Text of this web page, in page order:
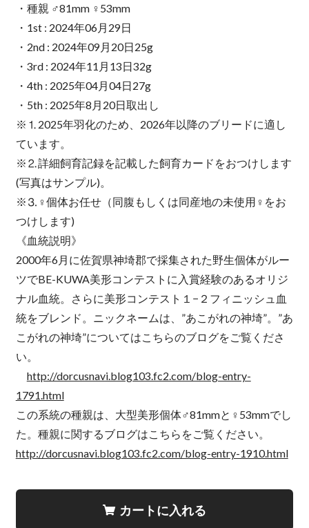
・種親 ♂81mm ♀53mm
・1st : 2024年06月29日
・2nd : 2024年09月20日25g
・3rd : 2024年11月13日32g
・4th : 2025年04月04日27g
・5th : 2025年8月20日取出し
※⒈2025年羽化のため、2026年以降のブリードに適し
ています。
※⒉詳細飼育記録を記載した飼育カードをおつけします
(写真はサンプル)。
※⒊♀個体お任せ（同腹もしくは同産地の未使用♀をお
つけします)
《血統説明》
2000年6月に佐賀県神埼郡で採集された野生個体がルー
ツでBE-KUWA美形コンテストに入賞経験のあるオリジ
ナル血統。さらに美形コンテスト１−２フィニッシュ血
統をブレンド。ニックネームは、”あこがれの神埼”。”あ
こがれの神埼”についてはこちらのブログをご覧くださ
い。
http://dorcusnavi.blog103.fc2.com/blog-entry-
1791.html
この系統の種親は、大型美形個体♂81mmと♀53mmでし
た。種親に関するブログはこちらをご覧ください。
http://dorcusnavi.blog103.fc2.com/blog-entry-1910.html
カートに入れる